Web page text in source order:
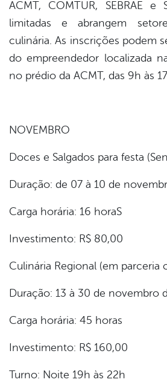
ACMT, COMTUR, SEBRAE e
limitadas e abrangem
culinária. As inscrições podem
do empreendedor localizada
no prédio da ACMT, das 9h às
NOVEMBRO
Doces e Salgados para festa
Duração: de 07 à 10 de
Carga horária: 16 horaS
Investimento: R$ 80,00
Culinária Regional (em parceria
Duração: 13 à 30 de novembro
Carga horária: 45 horas
Investimento: R$ 160,00
Turno: Noite 19h às 22h